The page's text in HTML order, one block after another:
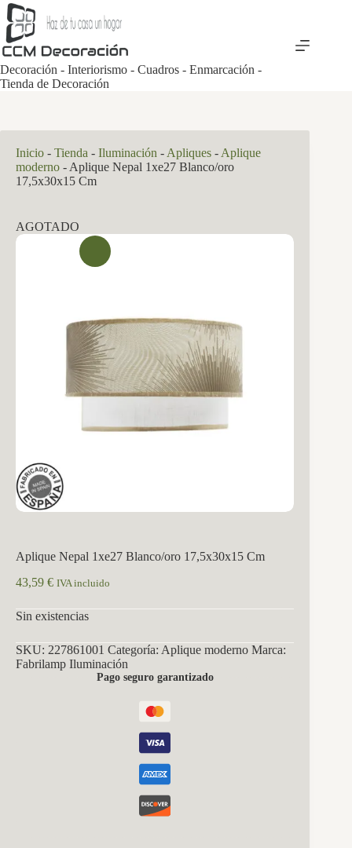
Saltar
al
contenido
Decoración - Interiorismo - Cuadros - Enmarcación -
Tienda de Decoración
Inicio - Tienda - Iluminación - Apliques - Aplique
moderno - Aplique Nepal 1xe27 Blanco/oro
17,5x30x15 Cm
AGOTADO
Aplique Nepal 1xe27 Blanco/oro 17,5x30x15 Cm
43,59 € IVA incluido
Sin existencias
SKU: 227861001 Categoría: Aplique moderno Marca:
Fabrilamp Iluminación
Pago seguro garantizado